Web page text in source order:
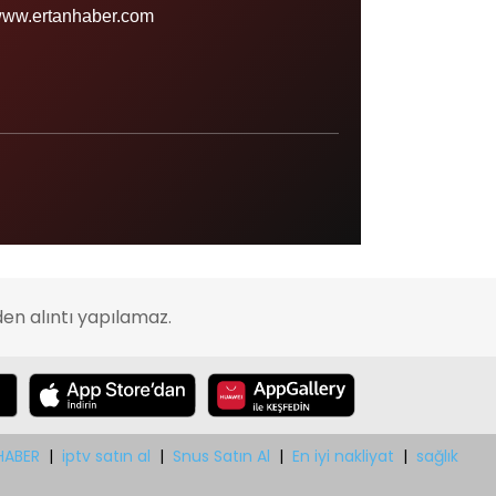
Sinop
Tekirdağ
Tunceli
Van
Yozgat
Zonguldak
alıntı yapılamaz.
| iptv satın al | Snus Satın Al | En iyi nakliyat | sağlık